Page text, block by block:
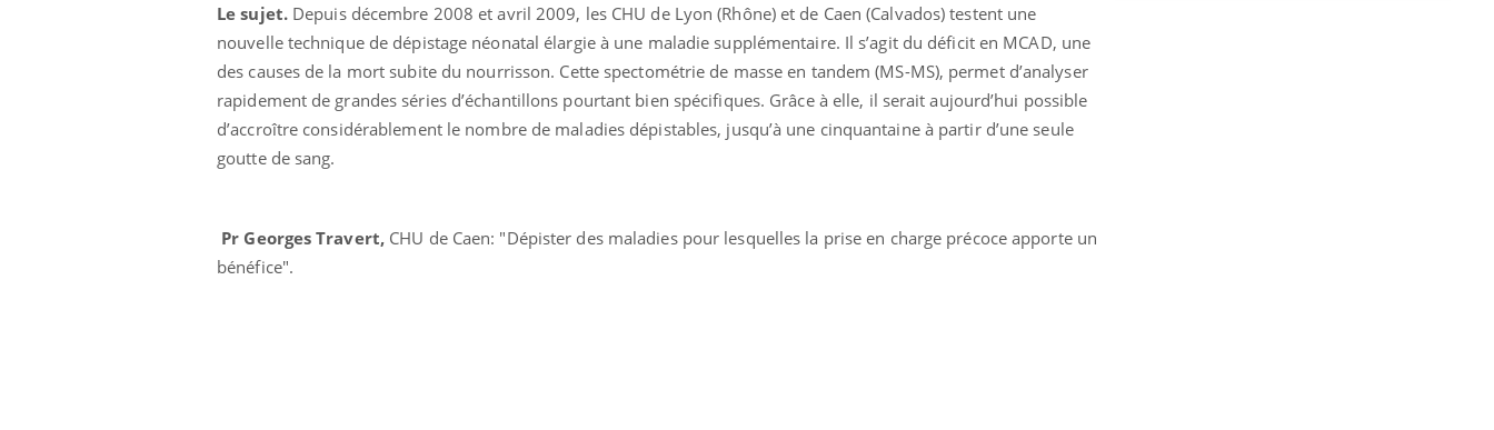
Le sujet.Depuis décembre 2008 et avril 2009, les CHU de Lyon (Rhône) et de Caen (Calvados) testent une
nouvelle technique de dépistage néonatal élargie à une maladie supplémentaire. Il s’agit du déficit en MCAD, une
des causes de la mort subite du nourrisson. Cette spectométrie de masse en tandem (MS-MS), permet d’analyser
rapidement de grandes séries d’échantillons pourtant bien spécifiques. Grâce à elle, il serait aujourd’hui possible
d’accroître considérablement le nombre de maladies dépistables, jusqu’à une cinquantaine à partir d’une seule
goutte de sang.
Pr Georges Travert, CHU de Caen: "Dépister des maladies pour lesquelles la prise en charge précoce apporte un
bénéfice".